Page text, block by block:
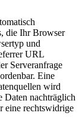
die Ihr Browser
und
URL
Serveranfrage
Eine
wird
Daten nachträglich
eine rechtswidrige